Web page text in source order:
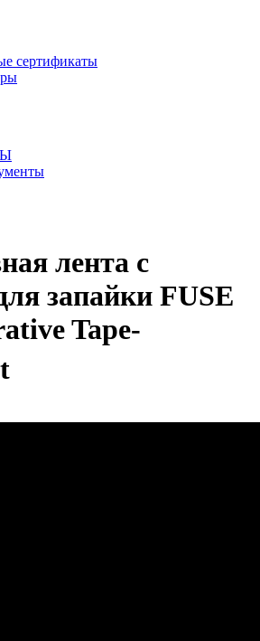
сертификаты
лента с
запайки FUSE
Tape-